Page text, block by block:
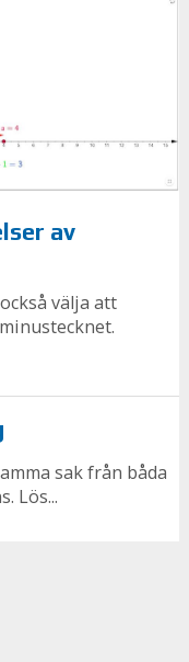
av
välja att
sak från båda
Lös...